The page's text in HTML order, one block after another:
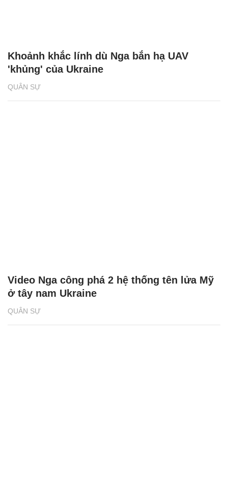
QUÂN SỰ
Khoảnh khắc lính dù Nga bắn hạ UAV
'khủng' của Ukraine
QUÂN SỰ
Video Nga công phá 2 hệ thống tên lửa Mỹ
ở tây nam Ukraine